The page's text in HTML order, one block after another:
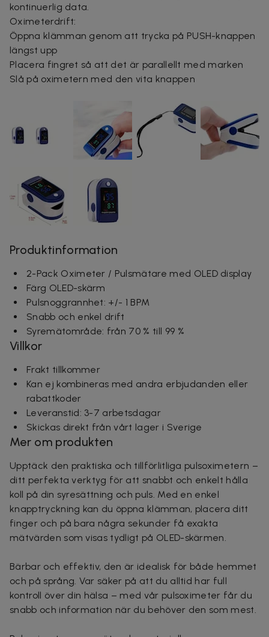
kontinuerlig data.
Oximeterdrift:
Öppna klämman genom att trycka på PUSH-knappen
längst upp
Placera fingret så att det är parallellt med marken
Slå på oximetern med den vita knappen
Produktinformation
2-Pack Oximeter / Pulsmätare med OLED display
Färg OLED-skärm
Pulsnoggrannhet: +/- 1 BPM
Snabb och enkel drift
Syremätområde: från 70 % till 99 %
Villkor
Frakt tillkommer
Kan ej kombineras med andra erbjudanden eller
rabattkoder
Leveranstid: 3-7 arbetsdagar
Skickas direkt från vårt lager i Sverige
Mer om produkten
Upptäck den praktiska och tillförlitliga pulsoximetern –
ditt perfekta verktyg för att snabbt och enkelt hålla
koll på din syresättning och puls. Med en enkel
knapptryckning kan du öppna klämman, placera ditt
finger och på bara några sekunder få exakta
mätvärden som visas tydligt på OLED-skärmen.
Bärbar och effektiv, den är idealisk för både hemmet
och på språng. Var säker på att du alltid har full
kontroll över din hälsa – med vår pulsoximeter får du
snabb och information när du behöver den som mest.